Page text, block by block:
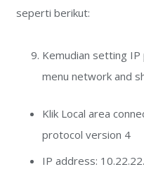
seperti berikut:
Kemudian setting IP
menu network and
Klik Local area
protocol version 4
IP address: